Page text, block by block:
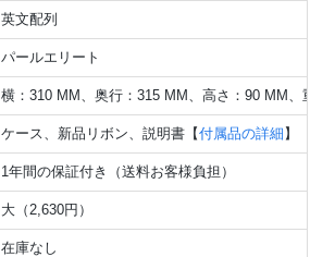
英文配列
パールエリート
横：310 MM、奥行：315 MM、高さ：90 MM、重量
ケース、新品リボン、説明書【付属品の詳細】
1年間の保証付き（送料お客様負担）
大（2,630円）
在庫なし